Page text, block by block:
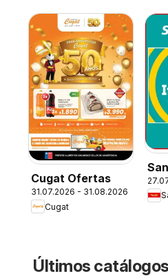
Cugat Ofertas
31.07.2026 - 31.08.2026
Cugat
Últimos